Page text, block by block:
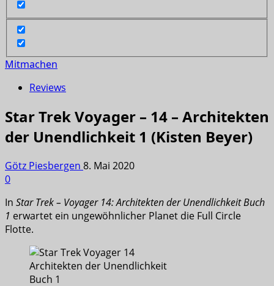
Mitmachen
Reviews
Star Trek Voyager – 14 – Architekten
der Unendlichkeit 1 (Kisten Beyer)
Götz Piesbergen 8. Mai 2020
0
In Star Trek – Voyager 14: Architekten der Unendlichkeit Buch
1 erwartet ein ungewöhnlicher Planet die Full Circle
Flotte.